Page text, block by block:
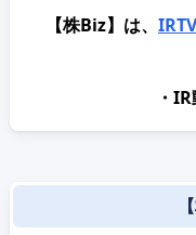
【株Biz】は、 IRTV
・